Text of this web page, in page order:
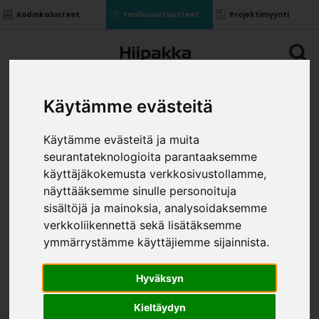
Käytämme evästeitä
Käytämme evästeitä ja muita
seurantateknologioita parantaaksemme
käyttäjäkokemusta verkkosivustollamme,
näyttääksemme sinulle personoituja
sisältöjä ja mainoksia, analysoidaksemme
verkkoliikennettä sekä lisätäksemme
ymmärrystämme käyttäjiemme sijainnista.
Hyväksyn
Kieltäydyn
Kodinkalusteet Teollisuustuotteet Projektimyynti